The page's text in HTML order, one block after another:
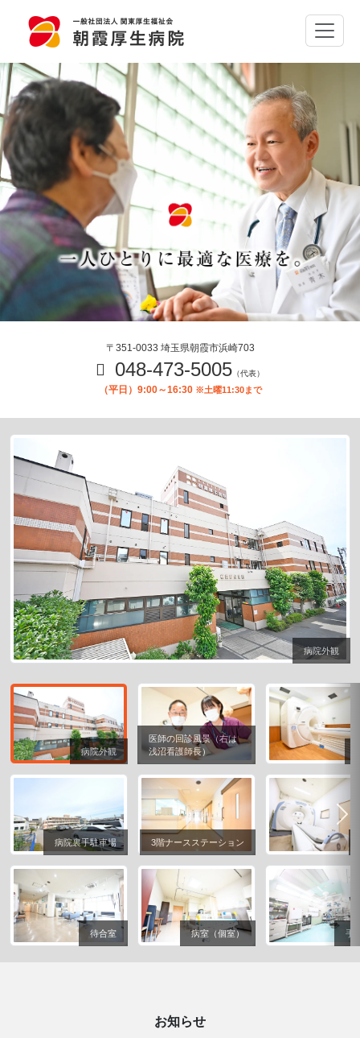
〒351-0033 埼玉県朝霞市浜崎703
048-473-5005 （代表）
（平日）9:00～16:30 ※土曜11:30まで
病院外観
病院外観
病院裏手駐車場
待合室
医師の回診風景（右は
浅沼看護師長）
3階ナースステーション
病室（個室） 手
お知らせ